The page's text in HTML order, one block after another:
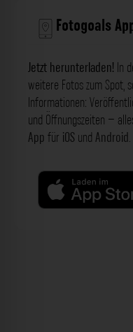
Fotogoals
Jetzt herunterladen! In
weitere Fotos zum Spot,
Informationen:
und Öffnungszeiten –
App für iOS und Android.